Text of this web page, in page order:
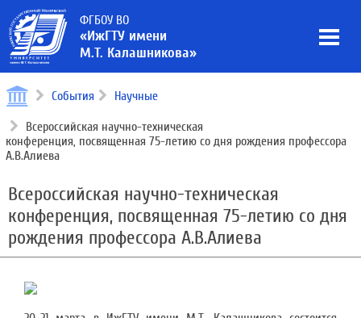
ФГБОУ ВО
«ИжГТУ имени
М.Т. Калашникова»
События Научные
Всероссийская научно-техническая
конференция, посвященная 75-летию со дня рождения профессора
А.В.Алиева
Всероссийская научно-техническая
конференция, посвященная 75-летию со дня
рождения профессора А.В.Алиева